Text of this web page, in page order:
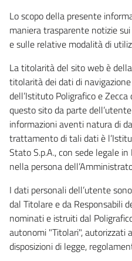
Lo scopo della presente
maniera trasparente notizie
e sulle relative modalità di
La titolarità del sito web è
titolarità dei dati di
dell’Istituto Poligrafico e
questo sito da parte
informazioni aventi natura di
trattamento di tali dati è
Stato S.p.A., con sede legale
nella persona
I dati personali dell’utente
dal Titolare e da Responsabili
nominati e istruiti dal
autonomi "Titolari", autorizzati
disposizioni di legge,